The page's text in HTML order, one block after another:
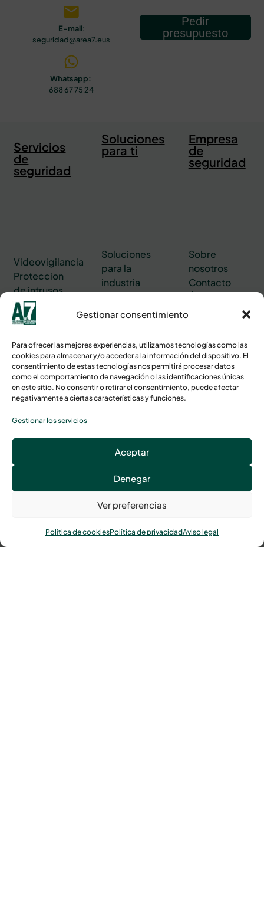
Gestionar consentimiento
Para ofrecer las mejores experiencias, utilizamos tecnologías como las
cookies para almacenar y/o acceder a la información del dispositivo. El
consentimiento de estas tecnologías nos permitirá procesar datos
como el comportamiento de navegación o las identificaciones únicas
en este sitio. No consentir o retirar el consentimiento, puede afectar
negativamente a ciertas características y funciones.
Gestionar los servicios
Aceptar
Denegar
Ver preferencias
Política de cookiesPolítica de privacidadAviso legal
E-mail:
seguridad@area7.eus
Whatsapp:
688 67 75 24
Pedir
presupuesto
Servicios
de
seguridad
Videovigilancia
Proteccion
de intrusos
Proteccion
de incendios
accesos
Central de
alarmas
Servicios de
asistenciales
Ver
Tienda
Soluciones
para ti
Soluciones
para la
industria
Hospitales y
geriátricos
oficinas
Empresa
de
seguridad
Sobre
nosotros
Contacto
Área de